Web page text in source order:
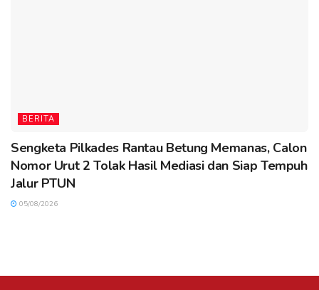
BERITA
Sengketa Pilkades Rantau Betung Memanas, Calon
Nomor Urut 2 Tolak Hasil Mediasi dan Siap Tempuh
Jalur PTUN
05/08/2026